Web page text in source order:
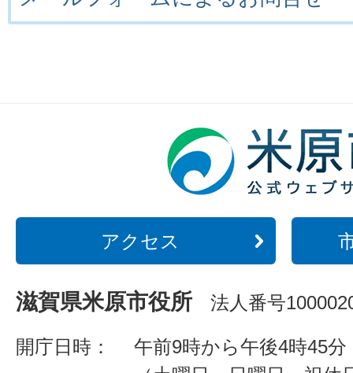
アクセス
滋賀県米原市役所 法人番号
開庁日時：
午前9時から午後4時45分